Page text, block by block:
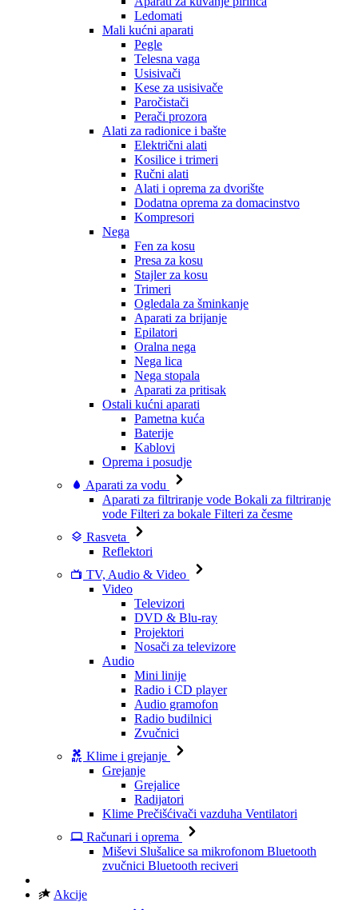
Ledomati
Mali kućni aparati
Pegle
Telesna vaga
Usisivači
Kese za usisivače
Paročistači
Perači prozora
Alati za radionice i bašte
Električni alati
Kosilice i trimeri
Ručni alati
Alati i oprema za dvorište
Dodatna oprema za domacinstvo
Kompresori
Nega
Fen za kosu
Presa za kosu
Stajler za kosu
Trimeri
Ogledala za šminkanje
Aparati za brijanje
Epilatori
Oralna nega
Nega lica
Nega stopala
Aparati za pritisak
Ostali kućni aparati
Pametna kuća
Baterije
Kablovi
Oprema i posudje
Aparati za vodu
Aparati za filtriranje vode Bokali za filtriranje
vode Filteri za bokale Filteri za česme
Rasveta
Reflektori
TV, Audio & Video
Video
Televizori
DVD & Blu-ray
Projektori
Nosači za televizore
Audio
Mini linije
Radio i CD player
Audio gramofon
Radio budilnici
Zvučnici
Klime i grejanje
Grejanje
Grejalice
Radijatori
Klime Prečišćivači vazduha Ventilatori
Računari i oprema
Miševi Slušalice sa mikrofonom Bluetooth
zvučnici Bluetooth reciveri
Akcije